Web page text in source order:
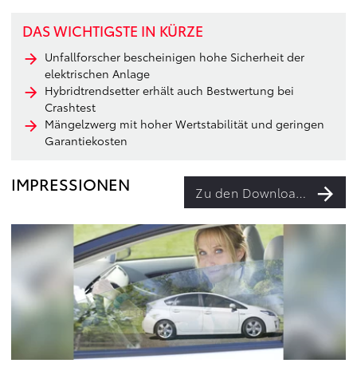
DAS WICHTIGSTE IN KÜRZE
Unfallforscher bescheinigen hohe Sicherheit der
elektrischen Anlage
Hybridtrendsetter erhält auch Bestwertung bei
Crashtest
Mängelzwerg mit hoher Wertstabilität und geringen
Garantiekosten
IMPRESSIONEN Zu den Downloads